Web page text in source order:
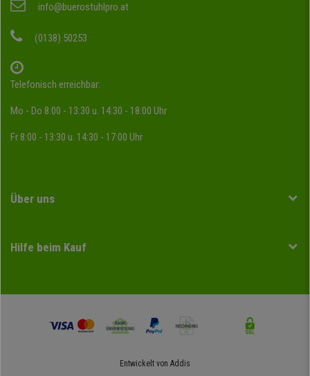
info@buerostuhlpro.at
(0138) 50253
Telefonisch erreichbar:
Mo - Do 8:00 - 13:30 u. 14:30 - 18:00 Uhr
Fr 8:00 - 13:30 u. 14:30 - 17:00 Uhr
Über uns
Hilfe beim Kauf
Entwickelt von Addis